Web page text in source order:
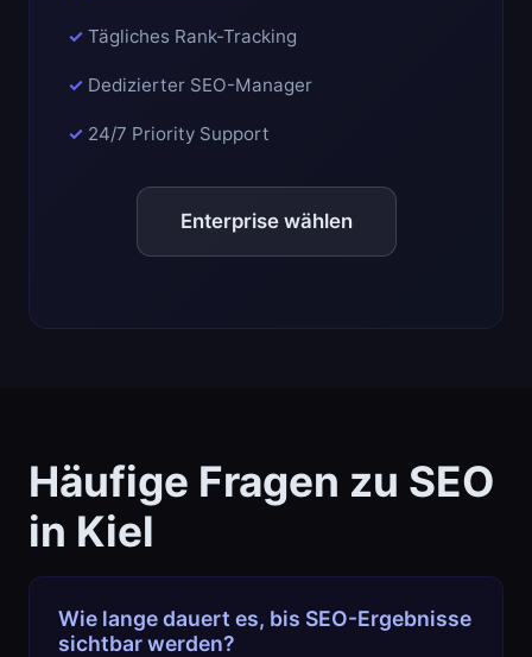
Tägliches Rank-Tracking
Dedizierter SEO-Manager
24/7 Priority Support
Enterprise wählen
Häufige Fragen zu SEO
in Kiel
Wie lange dauert es, bis SEO-Ergebnisse
sichtbar werden?